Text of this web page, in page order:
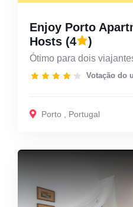
Enjoy Porto
Hosts (4 )
Ótimo para dois
Votação do
Porto Portugal